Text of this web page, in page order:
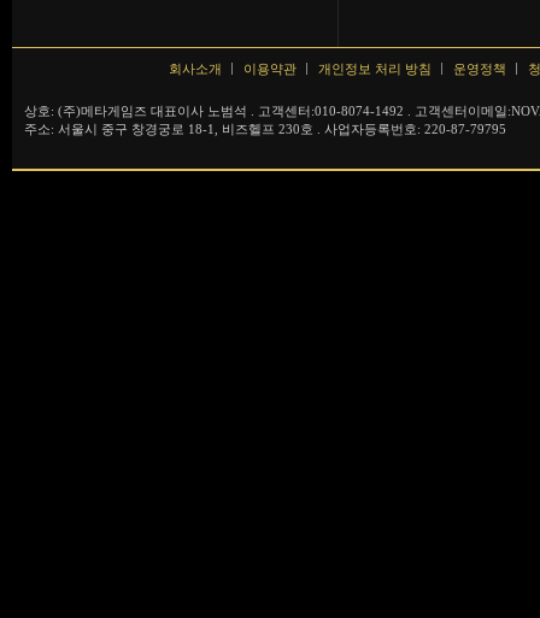
회사소개 이용약관 개인정보 처리 방침 운영정책
상호: (주)메타게임즈 대표이사 노범석 . 고객센터:010-8074-1492 . 고객센터이메일
주소: 서울시 중구 창경궁로 18-1, 비즈헬프 230호 . 사업자등록번호: 220-87-79795